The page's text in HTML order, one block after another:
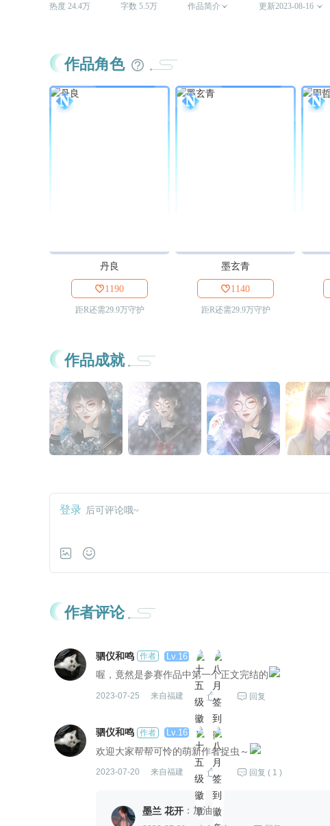
热度 24.4万 字数 5.5万 作品简介  更新2023-08-16 
作品角色
丹良
1190
距R还需29.9万守护
墨玄青
1140
距R还需29.9万守护
作品成就